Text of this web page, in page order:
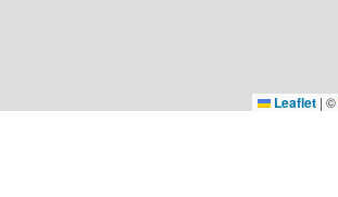
Leaflet | ©